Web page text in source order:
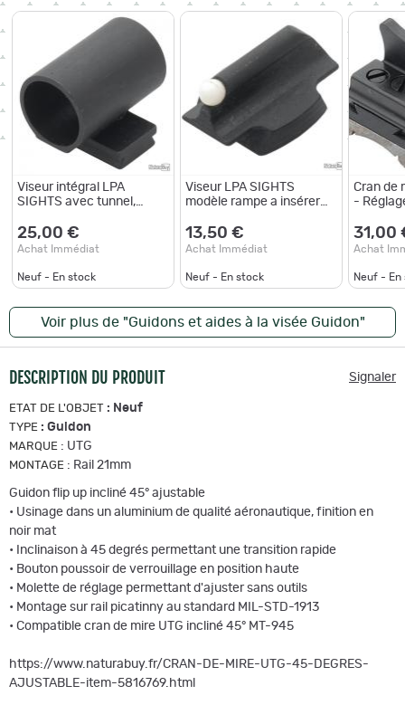
Viseur intégral LPA
SIGHTS avec tunnel,
25,00 €
Achat Immédiat
Neuf - En stock
Viseur LPA SIGHTS
modèle rampe a insérer
RC90 - Hateur 10 mm
(.393)
13,50 €
Achat Immédiat
Neuf - En stock
Cran de
-
31,00
Achat
Neuf - En
Voir plus de "Guidons et aides à la visée Guidon"
DESCRIPTION DU PRODUIT Signaler
ETAT DE L'OBJET : Neuf
TYPE : Guidon
MARQUE : UTG
MONTAGE : Rail 21mm
Guidon flip up incliné 45° ajustable
• Usinage dans un aluminium de qualité aéronautique, finition en
noir mat
• Inclinaison à 45 degrés permettant une transition rapide
• Bouton poussoir de verrouillage en position haute
• Molette de réglage permettant d'ajuster sans outils
• Montage sur rail picatinny au standard MIL-STD-1913
• Compatible cran de mire UTG incliné 45° MT-945
https://www.naturabuy.fr/CRAN-DE-MIRE-UTG-45-DEGRES-
AJUSTABLE-item-5816769.html